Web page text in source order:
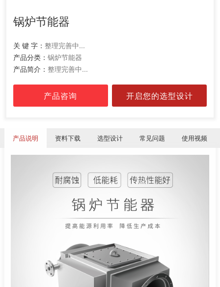
锅炉节能器
关 键 字： 整理完善中...
产品分类： 锅炉节能器
产品简介： 整理完善中...
产品咨询 开启您的选型设计
产品说明 资料下载 选型设计 常见问题 使用视频